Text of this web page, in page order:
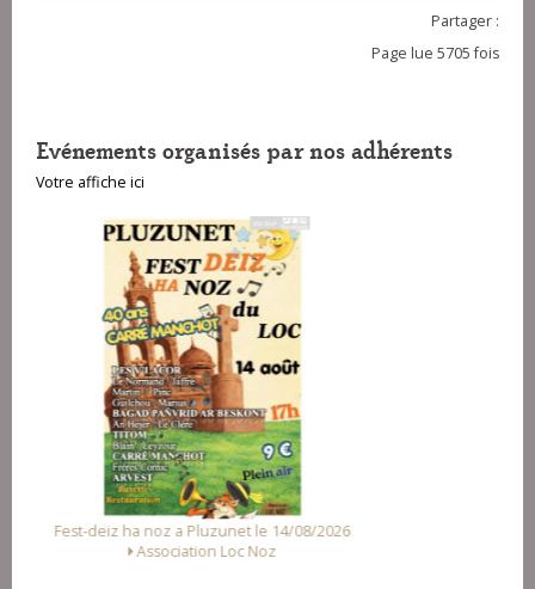
Partager :
Page lue 5705 fois
Evénements organisés par nos adhérents
Votre affiche ici
Fest Noz a Arzal le 15/08/2026
Alliance des Associations d'Arzal